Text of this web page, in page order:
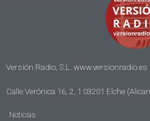
Versión Radio, S.L. www.versionradio.es |
Calle Verónica 16, 2, 1 03201 Elche
Noticias